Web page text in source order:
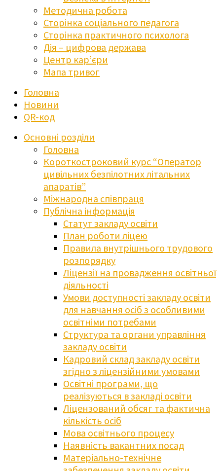
Методична робота
Сторінка соціального педагога
Сторінка практичного психолога
Дія – цифрова держава
Центр кар’єри
Мапа тривог
Головна
Новини
QR-код
Основні розділи
Головна
Короткостроковий курс “Оператор
цивільних безпілотних літальних
апаратів”
Міжнародна співпраця
Публічна інформація
Статут закладу освіти
План роботи ліцею
Правила внутрішнього трудового
розпорядку
Ліцензії на провадження освітньої
діяльності
Умови доступності закладу освіти
для навчання осіб з особливими
освітніми потребами
Структура та органи управління
закладу освіти
Кадровий склад закладу освіти
згідно з ліцензійними умовами
Освітні програми, що
реалізуються в закладі освіти
Ліцензований обсяг та фактична
кількість осіб
Мова освітнього процесу
Наявність вакантних посад
Матеріально-технічне